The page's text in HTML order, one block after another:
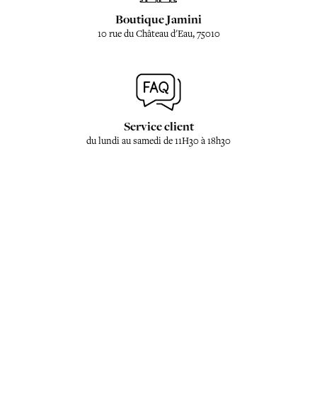
Boutique Jamini
10 rue du Château d'Eau, 75010
Service client
du lundi au samedi de 11H30 à 18h30